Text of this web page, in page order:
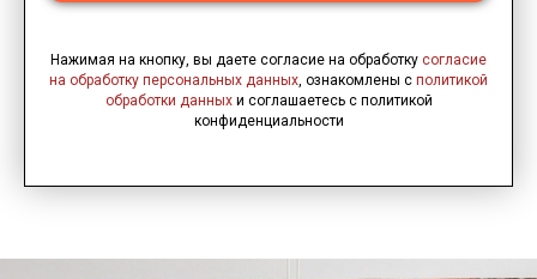
Нажимая на кнопку, вы даете согласие на обработку согласие
на обработку персональных данных , ознакомлены с политикой
обработки данныхи соглашаетесь c политикой
конфиденциальности